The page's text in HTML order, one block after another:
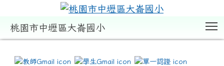
桃園市中壢區大崙國小